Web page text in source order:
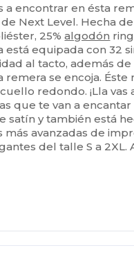
a encontrar en ésta
de Next Level. Hecha
25%algodón
está equipada con 32
al tacto, además
se encoja.
redondo. ¡Lla vas
que te van a
satín y también está
más avanzadas de
del talle S a 2XL.